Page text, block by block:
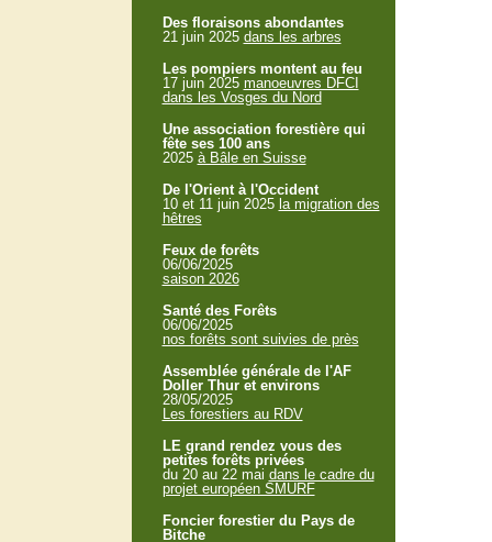
Des floraisons abondantes
21 juin 2025 dans les arbres
Les pompiers montent au feu
17 juin 2025 manoeuvres DFCI
dans les Vosges du Nord
Une association forestière qui
fête ses 100 ans
2025 à Bâle en Suisse
De l'Orient à l'Occident
10 et 11 juin 2025 la migration des
hêtres
Feux de forêts
06/06/2025
saison 2026
Santé des Forêts
06/06/2025
nos forêts sont suivies de près
Assemblée générale de l'AF
Doller Thur et environs
28/05/2025
Les forestiers au RDV
LE grand rendez vous des
petites forêts privées
du 20 au 22 mai dans le cadre du
projet européen SMURF
Foncier forestier du Pays de
Bitche